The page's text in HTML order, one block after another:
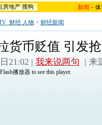
房地产 搜狗 新闻 -
财经 人物 > 财经新闻
货币贬值 引发
21:02 | 我来说两句 | 来
播放器 to see this player.